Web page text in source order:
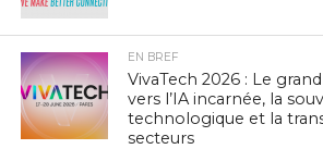
EN BREF
VivaTech 2026 : Le
vers l’IA incarnée, la
technologique et la
secteurs